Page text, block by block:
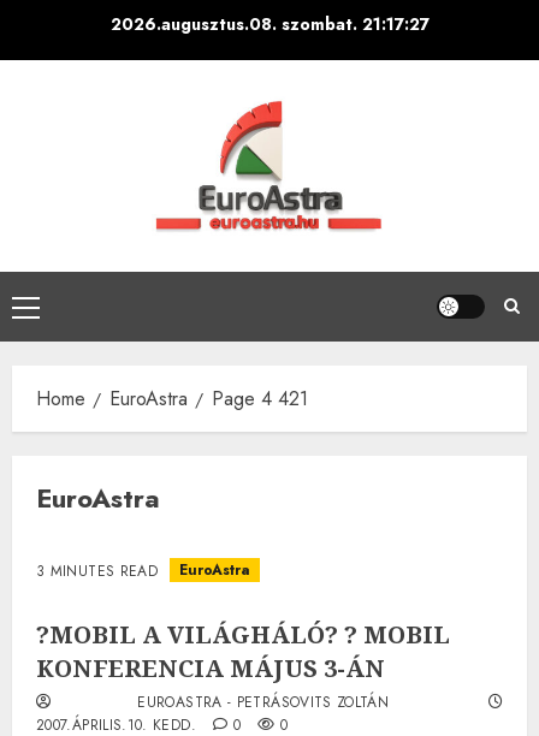
2026.augusztus.08. szombat. 21:17:28
Primary
Menu
Home EuroAstra Page 4 421
EuroAstra
3 MINUTES READ EuroAstra
?MOBIL A VILÁGHÁLÓ? ? MOBIL
KONFERENCIA MÁJUS 3-ÁN
EUROASTRA - PETRÁSOVITS ZOLTÁN
2007.ÁPRILIS.10. KEDD.
0 0